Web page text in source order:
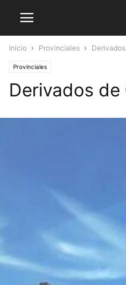
Inicio Provinciales
Provinciales
Derivados de